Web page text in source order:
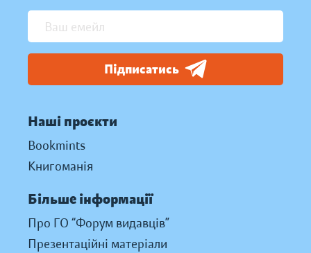
Підписатись
Наші проєкти
Bookmints
Книгоманія
Більше інформації
Про ГО “Форум видавців”
Презентаційні матеріали